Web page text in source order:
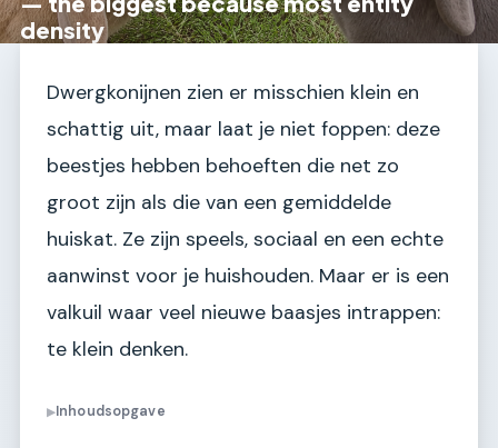
density
Dwergkonijnen zien er misschien klein en
schattig uit, maar laat je niet foppen: deze
beestjes hebben behoeften die net zo
groot zijn als die van een gemiddelde
huiskat. Ze zijn speels, sociaal en een echte
aanwinst voor je huishouden. Maar er is een
valkuil waar veel nieuwe baasjes intrappen:
te klein denken.
▶Inhoudsopgave